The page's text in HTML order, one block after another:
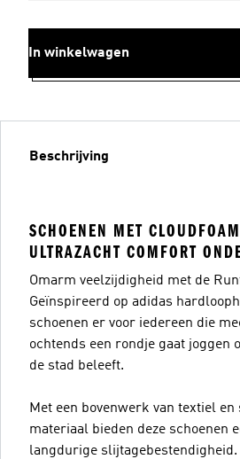
In winkelwagen
Beschrijving
SCHOENEN MET
ULTRAZACHT COMFORT
Omarm veelzijdigheid met de
Geïnspireerd op adidas
schoenen er voor iedereen die
ochtends een rondje gaat joggen
de stad beleeft.
Met een bovenwerk van textiel en
materiaal bieden deze schoenen
langdurige